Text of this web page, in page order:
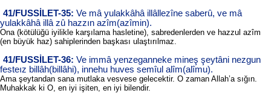
41/FUSSİLET-35: Ve mâ yulakkâhâ illâllezîne saberû, ve mâ
yulakkâhâ illâ zû hazzın azîm(azîmin).
Ona (kötülüğü iyilikle karşılama hasletine), sabredenlerden ve hazzul azîm
(en büyük haz) sahiplerinden başkası ulaştırılmaz.
41/FUSSİLET-36: Ve immâ yenzeganneke mineş şeytâni nezgun
festeız billâh(billâhi), innehu huves semîul alîm(alîmu).
Ama şeytandan sana mutlaka vesvese gelecektir. O zaman Allah’a sığın.
Muhakkak ki O, en iyi işiten, en iyi bilendir.